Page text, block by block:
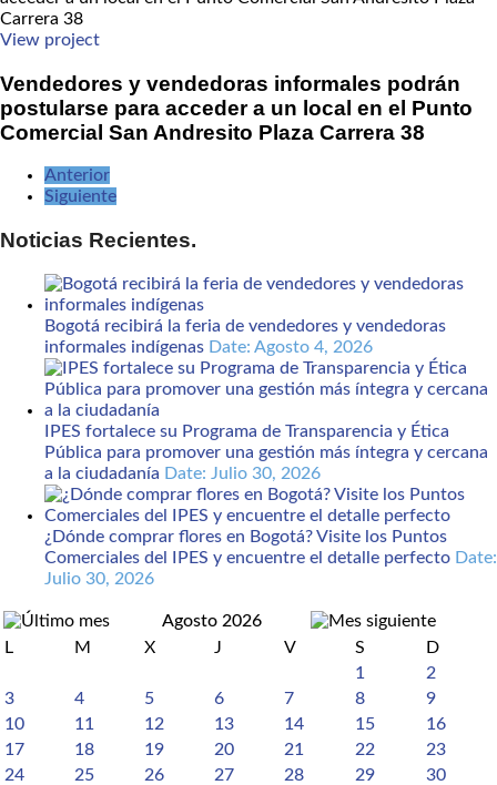
View project
Vendedores y vendedoras informales podrán
postularse para acceder a un local en el Punto
Comercial San Andresito Plaza Carrera 38
Anterior
Siguiente
Noticias Recientes.
Bogotá recibirá la feria de vendedores y vendedoras
informales indígenas Date: Agosto 4, 2026
IPES fortalece su Programa de Transparencia y Ética
Pública para promover una gestión más íntegra y cercana
a la ciudadanía Date: Julio 30, 2026
¿Dónde comprar flores en Bogotá? Visite los Puntos
Comerciales del IPES y encuentre el detalle perfecto Date:
Julio 30, 2026
Agosto 2026
L
M X J V S
D
1
2
3
4 5 6 7 8
9
10
11 12 13 14 15
16
17
18 19 20 21 22
23
24
25 26 27 28 29
30